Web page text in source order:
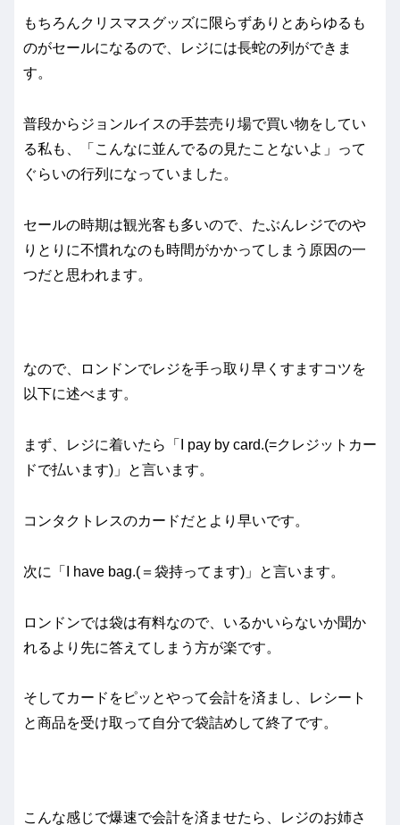
もちろんクリスマスグッズに限らずありとあらゆるも
のがセールになるので、レジには長蛇の列ができま
す。
普段からジョンルイスの手芸売り場で買い物をしてい
る私も、「こんなに並んでるの見たことないよ」って
ぐらいの行列になっていました。
セールの時期は観光客も多いので、たぶんレジでのや
りとりに不慣れなのも時間がかかってしまう原因の一
つだと思われます。
なので、ロンドンでレジを手っ取り早くすますコツを
以下に述べます。
まず、レジに着いたら「I pay by card.(=クレジットカー
ドで払います)」と言います。
コンタクトレスのカードだとより早いです。
次に「I have bag.(＝袋持ってます)」と言います。
ロンドンでは袋は有料なので、いるかいらないか聞か
れるより先に答えてしまう方が楽です。
そしてカードをピッとやって会計を済まし、レシート
と商品を受け取って自分で袋詰めして終了です。
こんな感じで爆速で会計を済ませたら、レジのお姉さ